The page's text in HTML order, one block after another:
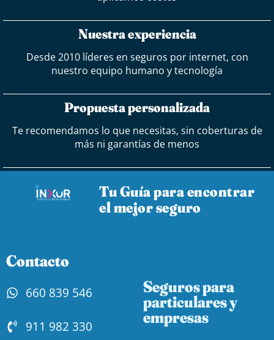
Nuestra experiencia
Desde 2010 líderes en seguros por internet, con
nuestro equipo humano y tecnología
Propuesta personalizada
Te recomendamos lo que necesitas, sin coberturas de
más ni garantías de menos
Tu Guía para encontrar
el mejor seguro
Contacto
660 839 546
911 982 330
Seguros para
particulares y
empresas